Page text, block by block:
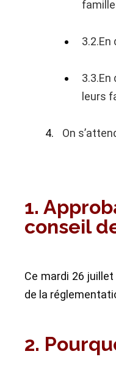
leurs
On
1.
conseil
Ce mardi 26
de la
2.